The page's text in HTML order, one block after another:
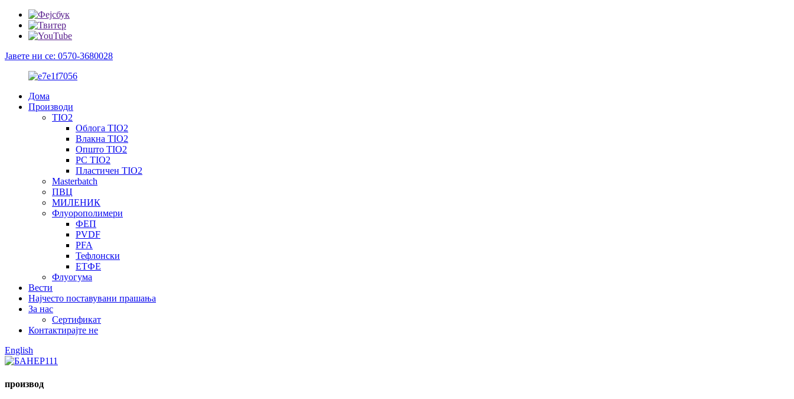
Јавете ни се: 0570-3680028
Дома
Производи
TIO2
Облога TIO2
Влакна TIO2
Општо TIO2
PC TIO2
Пластичен TIO2
Masterbatch
ПВЦ
МИЛЕНИК
Флуорополимери
ФЕП
PVDF
PFA
Тефлонски
ЕТФЕ
Флуогума
Вести
Најчесто поставувани прашања
За нас
Сертификат
Контактирајте не
English
производ